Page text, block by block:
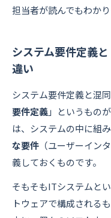
担当者が読んでもわか
システム要件定義
違い
システム要件定義と混
要件定義」というもの
は、システムの中に組
な要件 （ユーザーイン
義しておくものです。
そもそもITシステムと
トウェアで構成される